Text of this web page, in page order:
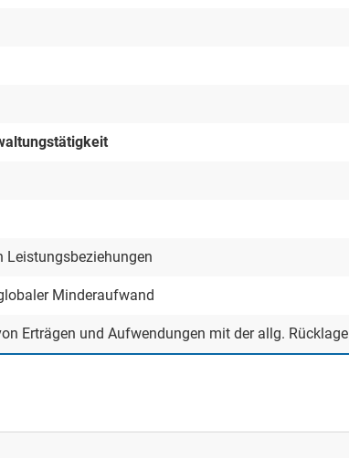
Leistungsbeziehungen
Minderaufwand
Erträgen und Aufwendungen mit der allg. Rücklage